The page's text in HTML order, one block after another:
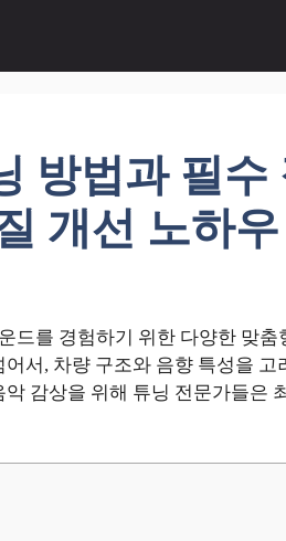
방법과 필수
개선 노하우
드를 경험하기 위한 다양한 맞춤
서, 차량 구조와 음향 특성을 고
감상을 위해 튜닝 전문가들은